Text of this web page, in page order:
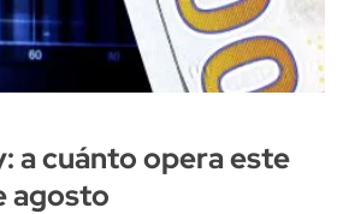
a cuánto opera este
agosto